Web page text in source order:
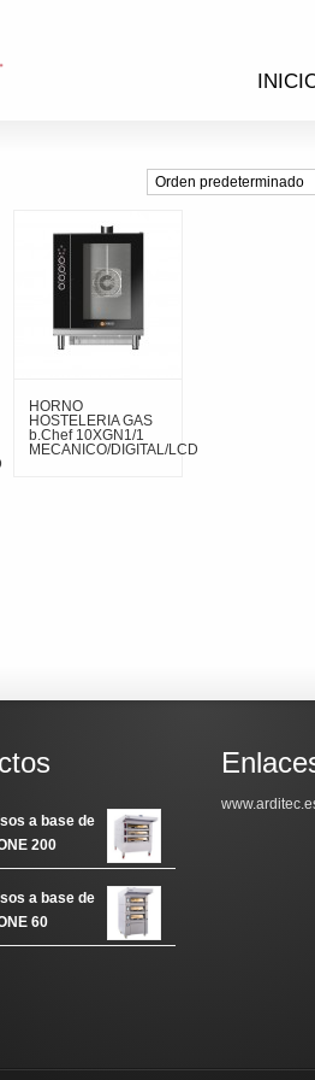
HORNO
HOSTELERIA GAS
b.Chef 10XGN1/1
MECANICO/DIGITAL/LCD
a base de
200
a base de
60